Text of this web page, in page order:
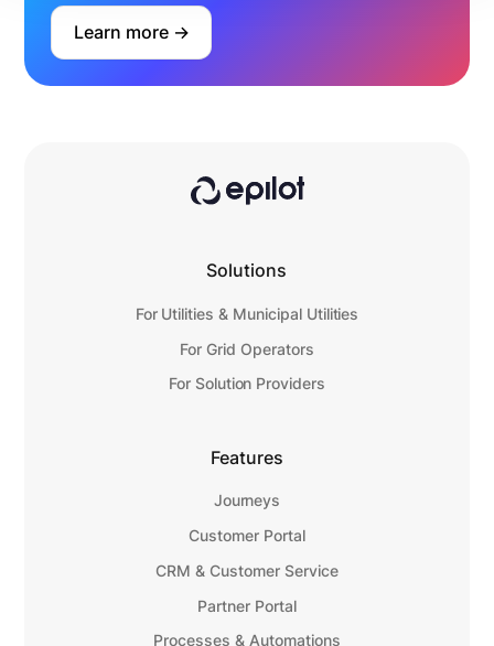
Learn more ->
Solutions
For Utilities & Municipal Utilities
For Grid Operators
For Solution Providers
Features
Journeys
Customer Portal
CRM & Customer Service
Partner Portal
Processes & Automations